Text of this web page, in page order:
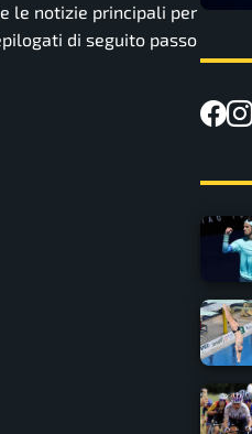
le notizie principali per
di seguito passo